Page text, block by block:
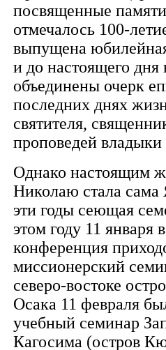
посвященные
отмечалось 100-
выпущена
и до настоящего
объединены очерк
последних днях
святителя,
проповедей
Однако настоящим
Николаю стала сама
эти годы сеющая
этом году 11 января
конференция
миссионерский
северо-востоке
Осака 11 февраля
учебный семинар
Кагосима (остров